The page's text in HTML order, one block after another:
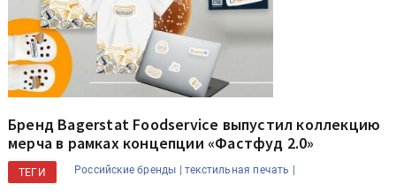
Бренд Bagerstat Foodservice выпустил коллекцию
мерча в рамках концепции «Фастфуд 2.0»
ТЕГИ Российские бренды | текстильная печать |